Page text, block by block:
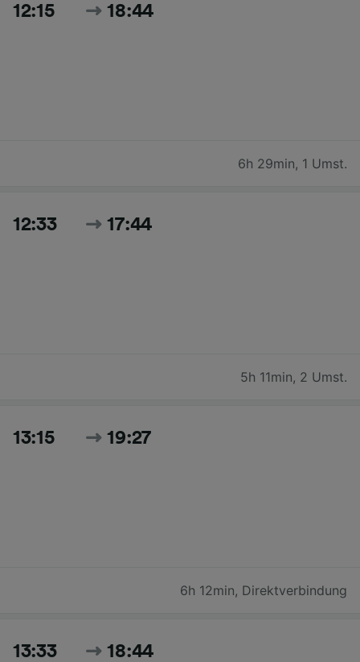
12:15 18:44
6h 29min, 1 Umst.
12:33 17:44
5h 11min, 2 Umst.
13:15 19:27
6h 12min, Direktverbindung
13:33 18:44